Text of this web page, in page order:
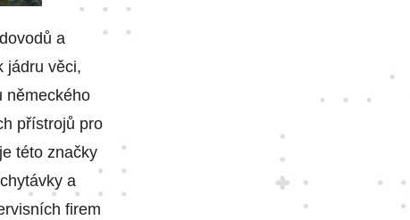
a
jádru věci,
německého
přístrojů pro
této značky
a
firem